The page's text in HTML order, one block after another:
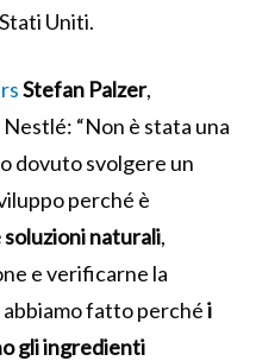
Uniti.
Stefan Palzer,
“Non è stata una
dovuto svolgere un
perché è
naturali,
e verificarne la
abbiamo fatto perchéi
gli ingredienti